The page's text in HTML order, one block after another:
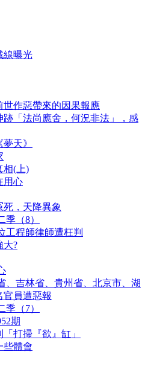
線曝光
作惡帶來的因果報應
「法尚應舍，何況非法」，感
天》
相(上)
用心
死，天降異象
季（8）
工程師律師遭枉判
大?
、吉林省、貴州省、北京市、湖
官員遭惡報
季（7）
期
打掃『欲』缸」
些體會